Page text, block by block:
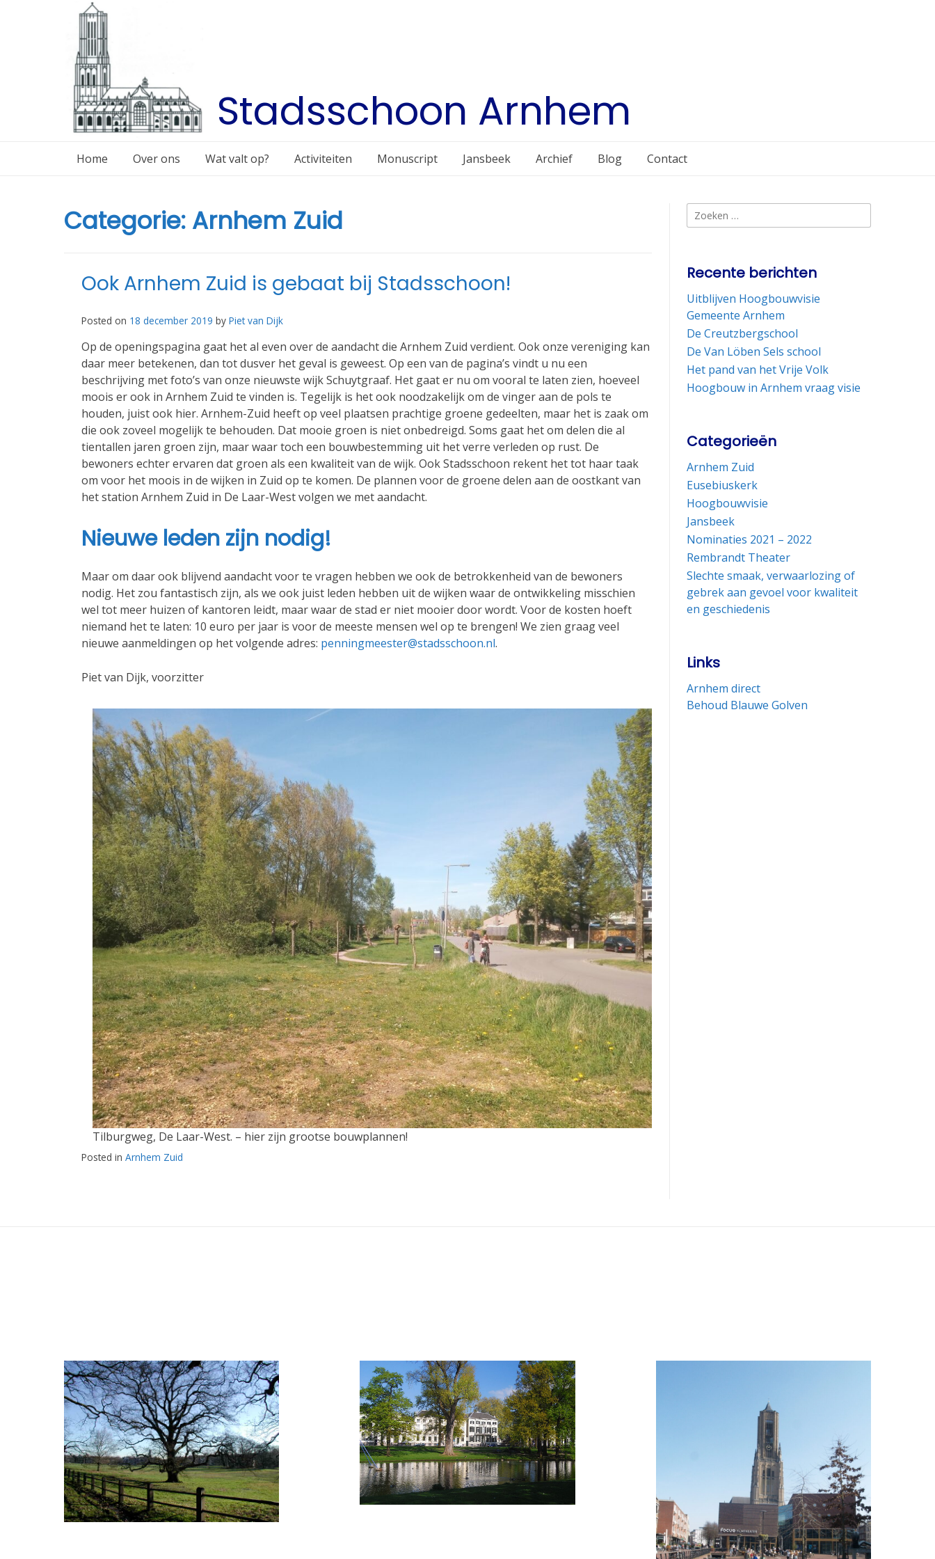
Stadsschoon Arnhem
Home Over ons Wat valt op? Activiteiten Monuscript Jansbeek Archief Blog Contact
Categorie: Arnhem Zuid
Ook Arnhem Zuid is gebaat bij Stadsschoon!
Posted on 18 december 2019 by Piet van Dijk
Op de openingspagina gaat het al even over de aandacht die Arnhem Zuid verdient. Ook onze vereniging kan
daar meer betekenen, dan tot dusver het geval is geweest. Op een van de pagina’s vindt u nu een
beschrijving met foto’s van onze nieuwste wijk Schuytgraaf. Het gaat er nu om vooral te laten zien, hoeveel
moois er ook in Arnhem Zuid te vinden is. Tegelijk is het ook noodzakelijk om de vinger aan de pols te
houden, juist ook hier. Arnhem-Zuid heeft op veel plaatsen prachtige groene gedeelten, maar het is zaak om
die ook zoveel mogelijk te behouden. Dat mooie groen is niet onbedreigd. Soms gaat het om delen die al
tientallen jaren groen zijn, maar waar toch een bouwbestemming uit het verre verleden op rust. De
bewoners echter ervaren dat groen als een kwaliteit van de wijk. Ook Stadsschoon rekent het tot haar taak
om voor het moois in de wijken in Zuid op te komen. De plannen voor de groene delen aan de oostkant van
het station Arnhem Zuid in De Laar-West volgen we met aandacht.
Nieuwe leden zijn nodig!
Maar om daar ook blijvend aandacht voor te vragen hebben we ook de betrokkenheid van de bewoners
nodig. Het zou fantastisch zijn, als we ook juist leden hebben uit de wijken waar de ontwikkeling misschien
wel tot meer huizen of kantoren leidt, maar waar de stad er niet mooier door wordt. Voor de kosten hoeft
niemand het te laten: 10 euro per jaar is voor de meeste mensen wel op te brengen! We zien graag veel
nieuwe aanmeldingen op het volgende adres: penningmeester@stadsschoon.nl.
Piet van Dijk, voorzitter
Tilburgweg, De Laar-West. – hier zijn grootse bouwplannen!
Posted in Arnhem Zuid
Zoeken
naar:
Recente berichten
Uitblijven Hoogbouwvisie
Gemeente Arnhem
De Creutzbergschool
De Van Löben Sels school
Het pand van het Vrije Volk
Hoogbouw in Arnhem vraag visie
Categorieën
Arnhem Zuid
Eusebiuskerk
Hoogbouwvisie
Jansbeek
Nominaties 2021 – 2022
Rembrandt Theater
Slechte smaak, verwaarlozing of
gebrek aan gevoel voor kwaliteit
en geschiedenis
Links
Arnhem direct
Behoud Blauwe Golven